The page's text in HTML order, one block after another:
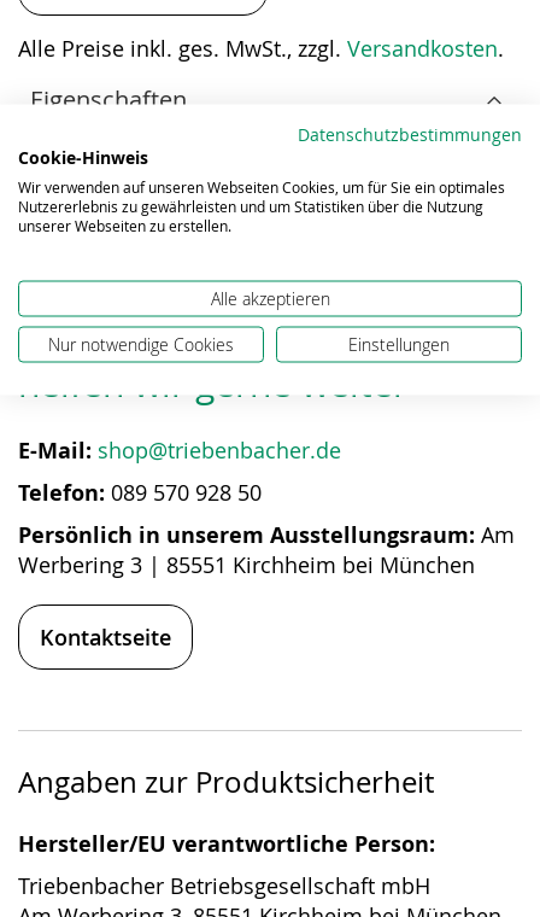
Alle Preise inkl. ges. MwSt., zzgl. Versandkosten.
Eigenschaften
Bei Fragen zum Produkt
helfen wir gerne weiter
E-Mail: shop@triebenbacher.de
Telefon: 089 570 928 50
Persönlich in unserem Ausstellungsraum: Am
Werbering 3 | 85551 Kirchheim bei München
Kontaktseite
Angaben zur Produktsicherheit
Hersteller/EU verantwortliche Person:
Triebenbacher Betriebsgesellschaft mbH
Datenschutzbestimmungen
Cookie-Hinweis
Wir verwenden auf unseren Webseiten Cookies, um für Sie ein optimales
Nutzererlebnis zu gewährleisten und um Statistiken über die Nutzung
unserer Webseiten zu erstellen.
Alle akzeptieren
Nur notwendige Cookies Einstellungen